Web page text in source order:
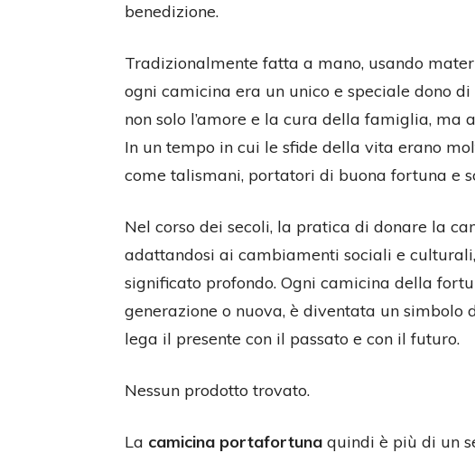
benedizione.
Tradizionalmente fatta a mano, usando
ogni camicina era un unico e speciale dono
non solo l’amore e la cura della famiglia, ma
In un tempo in cui le sfide della vita erano
come talismani, portatori di buona fortuna e
Nel corso dei secoli, la pratica di donare la
adattandosi ai cambiamenti sociali e
significato profondo. Ogni camicina della
generazione o nuova, è diventata un simbolo
lega il presente con il passato e con il futuro.
Nessun prodotto trovato.
La camicina portafortuna quindi è più di un